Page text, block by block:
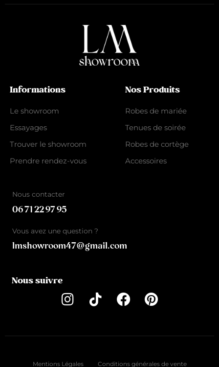
Informations
Le showroom
Essayages
Trouver le showroom
Prendre rendez-vous
Nos Produits
Robes de mariée
Tenues de soirée
Robes de cortège
Accessoires
Nous contacter
06 71 22 97 95
Vous avez une question ?
lmshowroom47@gmail.com
Nous suivre
Mentions Légales Conditions générales de vente